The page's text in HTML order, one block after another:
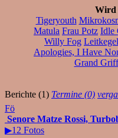
Wird
Tigeryouth
Matula Frau Potz Idle
Willy Fog Leitkegel
Apologies, I Have
Grand
Berichte (1) Termine (0)
Fö
Senore Matze Rossi,
▶12 Fotos